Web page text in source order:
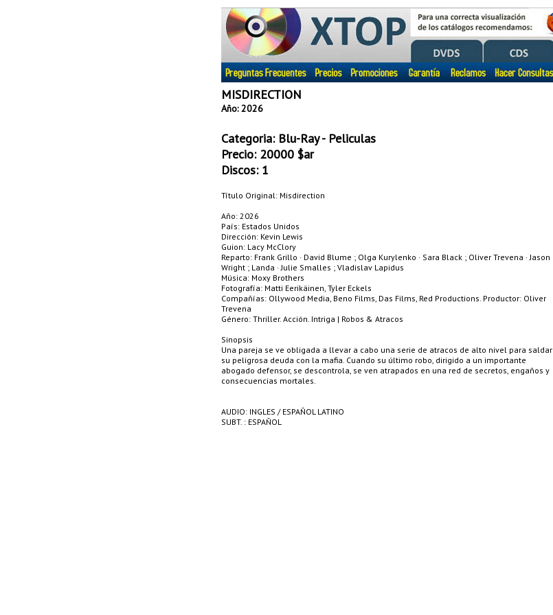
MISDIRECTION
Año: 2026
Categoria: Blu-Ray - Peliculas
Precio: 20000 $ar
Discos: 1
Título Original: Misdirection
Año: 2026
País: Estados Unidos
Dirección: Kevin Lewis
Guion: Lacy McClory
Reparto: Frank Grillo · David Blume ; Olga Kurylenko · Sara Black ; Oliver Trevena · Jason
Wright ; Landa · Julie Smalles ; Vladislav Lapidus
Música: Moxy Brothers
Fotografía: Matti Eerikäinen, Tyler Eckels
Compañías: Ollywood Media, Beno Films, Das Films, Red Productions. Productor: Oliver
Trevena
Género: Thriller. Acción. Intriga | Robos & Atracos
Sinopsis
Una pareja se ve obligada a llevar a cabo una serie de atracos de alto nivel para saldar
su peligrosa deuda con la mafia. Cuando su último robo, dirigido a un importante
abogado defensor, se descontrola, se ven atrapados en una red de secretos, engaños y
consecuencias mortales.
AUDIO: INGLES / ESPAÑOL LATINO
SUBT. : ESPAÑOL